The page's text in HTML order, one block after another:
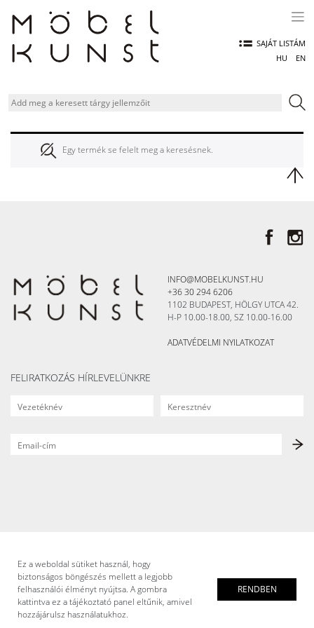
content
SAJÁT LISTÁM
HU
EN
Egy termék se felelt meg a keresésnek.
INFO@MOBELKUNST.HU
+36 30 294 6206
1102 BUDAPEST, HÖLGY UTCA 42.
H-P 10.00-18.00, SZ 10.00-16.00
ADATVÉDELMI NYILATKOZAT
FELIRATKOZÁS HÍRLEVELÜNKRE
Ez a weboldal sütiket használ, hogy
biztonságos böngészés mellett a legjobb
felhasználói élményt nyújtsa. A gombra
kattintva ez a tájékoztató panel eltűnik, amivel
hozzájárulsz használatukhoz.
RENDBEN